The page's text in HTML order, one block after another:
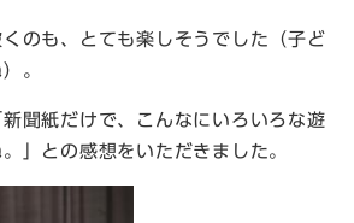
のも、とても楽しそうでした（子ど
。
聞紙だけで、こんなにいろいろな遊
」との感想をいただきました。